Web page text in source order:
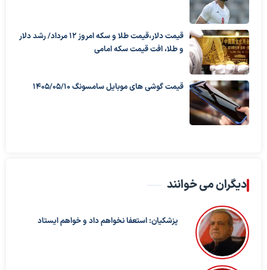
قیمت دلار،قیمت طلا و سکه امروز ۱۲ مرداد/ رشد دلار
و طلا، افت قیمت سکه امامی
قیمت گوشی های موبایل سامسونگ 1405/05/10
دیگران می خوانند
پزشکیان: استعفا نخواهم داد و خواهم ایستاد